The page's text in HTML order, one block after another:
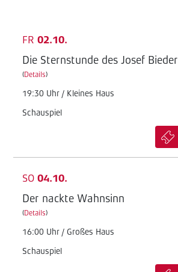
FR 02.10.
Die Sternstunde des Josef Bieder
(Details)
19:30 Uhr / Kleines Haus
Schauspiel
SO 04.10.
Der nackte Wahnsinn
(Details)
16:00 Uhr / Großes Haus
Schauspiel